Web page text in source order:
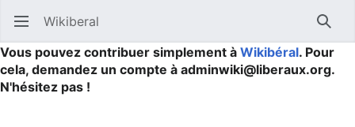
Ouvrir le menu principal Wikiberal
Vous pouvez contribuer simplement à Wikibéral. Pour
cela, demandez un compte à adminwiki@liberaux.org.
N'hésitez pas !